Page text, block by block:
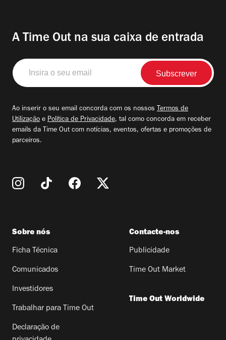
A Time Out na sua caixa de entrada
Insira
o
seu
Ao inserir o seu email concorda com os nossos Termos de
Utilização e Política de Privacidade, tal como concorda em receber
emails da Time Out com notícias, eventos, ofertas e promoções de
parceiros.
Sobre nós
Ficha Técnica
Comunicados
Investidores
Trabalhar para Time Out
Declaração de
Contacte-nos
Publicidade
Time Out Market
Time Out Worldwide